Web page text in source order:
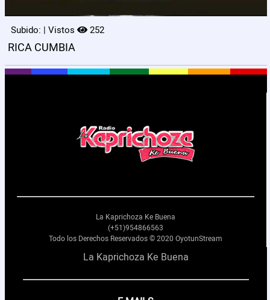
Subido: | Vistos 252
RICA CUMBIA
La Kaprichoza Ke Buena
(+51)954866563
Todo los Derechos Reservados © 2020 OyotunStream
La Kaprichoza Ke Buena